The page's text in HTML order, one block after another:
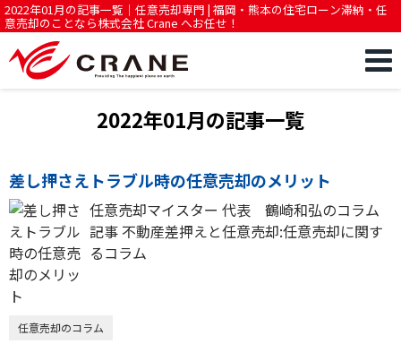
2022年01月の記事一覧｜任意売却専門 | 福岡・熊本の住宅ローン滞納・任
意売却のことなら株式会社 Crane へお任せ！
2022年01月の記事一覧
差し押さえトラブル時の任意売却のメリット
任意売却マイスター 代表 鶴崎和弘のコラム
記事 不動産差押えと任意売却:任意売却に関す
るコラム
任意売却のコラム